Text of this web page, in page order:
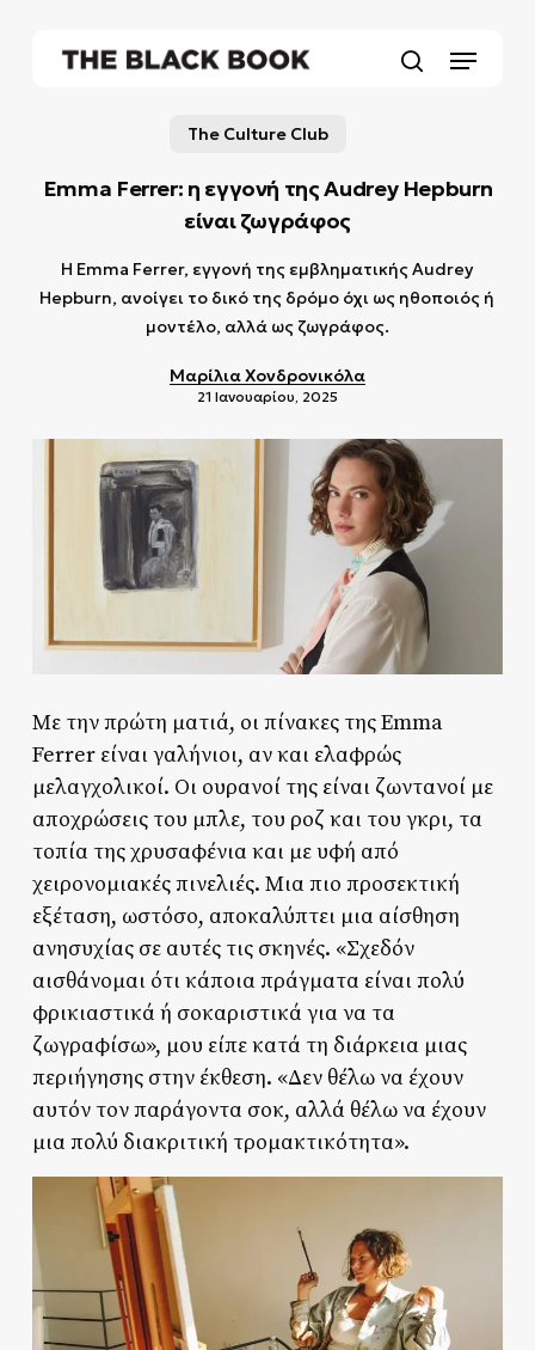
Menu
The Culture Club
Emma Ferrer: η εγγονή της Audrey Hepburn
είναι ζωγράφος
Η Emma Ferrer, εγγονή της εμβληματικής Audrey
Hepburn, ανοίγει το δικό της δρόμο όχι ως ηθοποιός ή
μοντέλο, αλλά ως ζωγράφος.
Μαρίλια Χονδρονικόλα
21 Ιανουαρίου, 2025
Με την πρώτη ματιά, οι πίνακες της Emma
Ferrer είναι γαλήνιοι, αν και ελαφρώς
μελαγχολικοί. Οι ουρανοί της είναι ζωντανοί με
αποχρώσεις του μπλε, του ροζ και του γκρι, τα
τοπία της χρυσαφένια και με υφή από
χειρονομιακές πινελιές. Μια πιο προσεκτική
εξέταση, ωστόσο, αποκαλύπτει μια αίσθηση
ανησυχίας σε αυτές τις σκηνές. «Σχεδόν
αισθάνομαι ότι κάποια πράγματα είναι πολύ
φρικιαστικά ή σοκαριστικά για να τα
ζωγραφίσω», μου είπε κατά τη διάρκεια μιας
περιήγησης στην έκθεση. «Δεν θέλω να έχουν
αυτόν τον παράγοντα σοκ, αλλά θέλω να έχουν
μια πολύ διακριτική τρομακτικότητα».